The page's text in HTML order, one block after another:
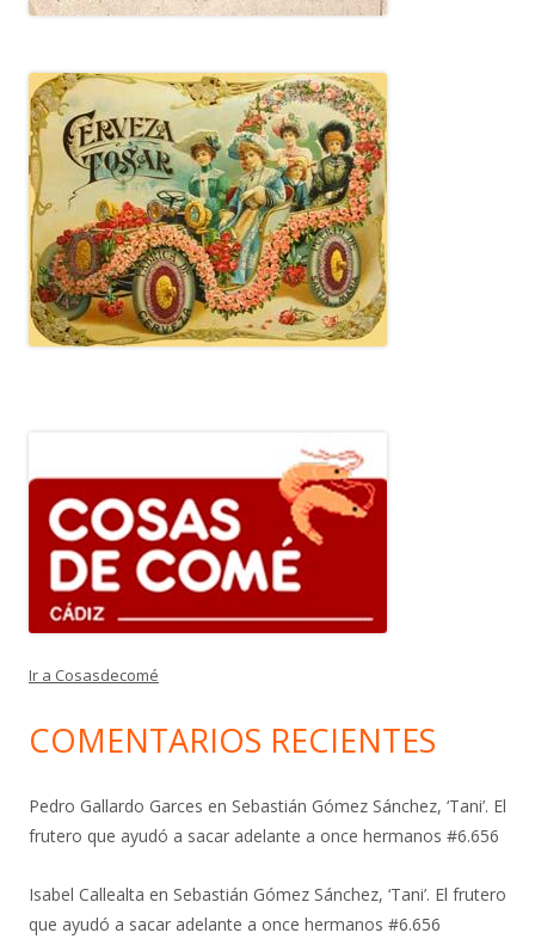
Ir a Cosasdecomé
COMENTARIOS RECIENTES
Pedro Gallardo Garces en Sebastián Gómez Sánchez, ‘Tani’. El
frutero que ayudó a sacar adelante a once hermanos #6.656
Isabel Callealta en Sebastián Gómez Sánchez, ‘Tani’. El frutero
que ayudó a sacar adelante a once hermanos #6.656